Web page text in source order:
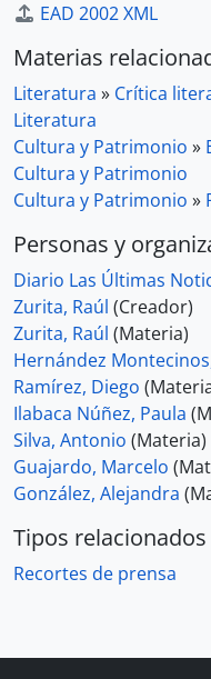
EAD 2002 XML
Materias
Literatura » Crítica
Literatura
Cultura y Patrimonio »
Cultura y Patrimonio
Cultura y Patrimonio »
Personas y
Diario Las Últimas
Zurita, Raúl (Creador)
Zurita, Raúl (Materia)
Hernández
Ramírez, Diego
Ilabaca Núñez, Paula
Silva, Antonio (Materia)
Guajardo, Marcelo
González, Alejandra
Tipos relacionados
Recortes de prensa